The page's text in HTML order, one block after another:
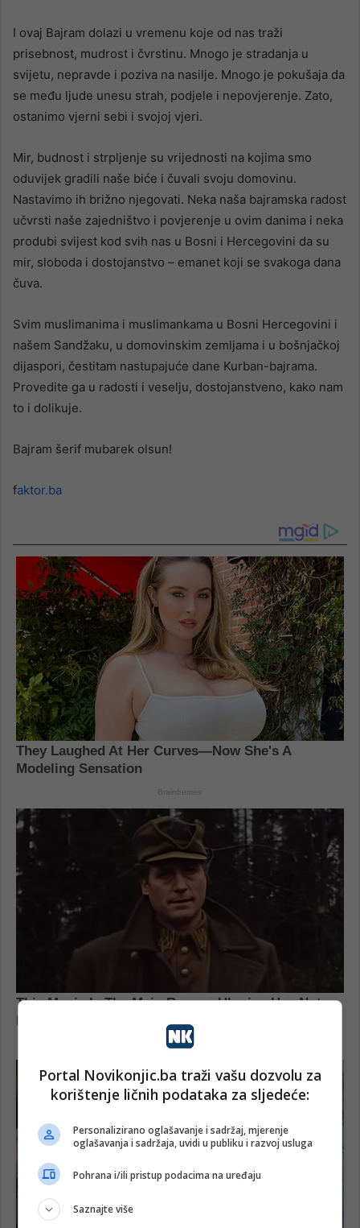
I ovaj Bajram dolazi u vremenu koje od nas traži
prisebnost, mudrost i čvrstinu. Mnogo je stradanja u
svijetu, nepravde i poziva na nasilje. Mnogo je pokušaja da
se među ljude unesu strah, podjele i nepovjerenje. Zato,
ostanimo vjerni sebi i svojoj vjeri.
Mir, budnost i strpljenje su vrijednosti na kojima smo
oduvijek gradili naše biće i čuvali svoju domovinu.
Nastavimo ih brižno njegovati. Neka naša bajramska radost
učvrsti naše zajedništvo i povjerenje u ovim danima i neka
produbi svijest kod svih nas u Bosni i Hercegovini da su
mir, sloboda i dostojanstvo – emanet koji se svakoga dana
čuva.
Svim muslimanima i muslimankama u Bosni Hercegovini i
našem Sandžaku, u domovinskim zemljama i u bošnjačkoj
dijaspori, čestitam nastupajuće dane Kurban-bajrama.
Provedite ga u radosti i veselju, dostojanstveno, kako nam
to i dolikuje.
Bajram šerif mubarek olsun!
faktor.ba
Portal Novikonjic.ba traži vašu dozvolu za
korištenje ličnih podataka za sljedeće:
Personalizirano oglašavanje i sadržaj, mjerenje
oglašavanja i sadržaja, uvidi u publiku i razvoj usluga
Pohrana i/ili pristup podacima na uređaju
Saznajte više